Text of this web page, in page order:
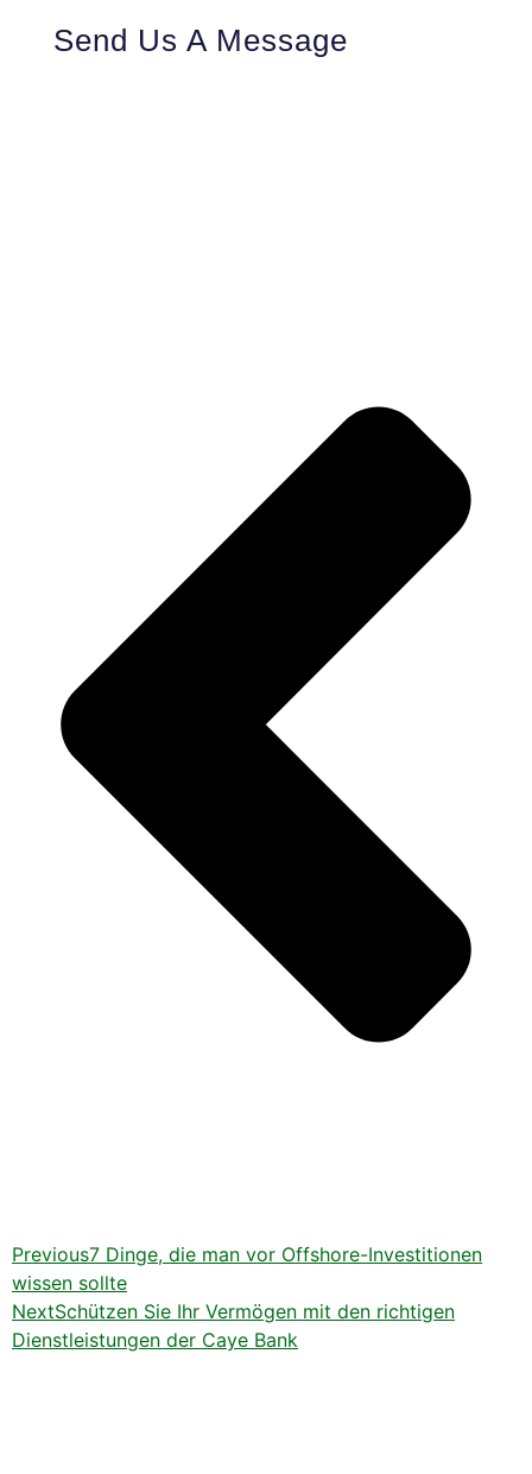
Send Us A Message
Previous7 Dinge, die man vor Offshore-Investitionen
wissen sollte
NextSchützen Sie Ihr Vermögen mit den richtigen
Dienstleistungen der Caye Bank